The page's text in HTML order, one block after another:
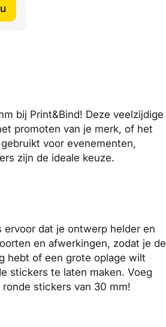
bij Print&Bind! Deze veelzijdige
promoten van je merk, of het
voor evenementen,
zijn de ideale keuze.
dat je ontwerp helder en
en afwerkingen, zodat je de
hebt of een grote oplage wilt
stickers te laten maken. Voeg
stickers van 30 mm!